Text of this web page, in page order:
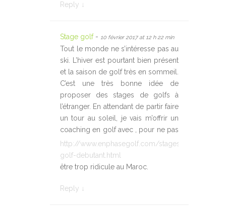
Reply ↓
Stage golf- 10 février 2017 at 12 h 22 min
Tout le monde ne s’intéresse pas au
ski. L’hiver est pourtant bien présent
et la saison de golf très en sommeil.
C’est une très bonne idée de
proposer des stages de golfs à
l’étranger. En attendant de partir faire
un tour au soleil, je vais m’offrir un
coaching en golf avec
http://www.enphasegolf.com/stages/stage-
golf-debutant.html
, pour ne pas
être trop ridicule au Maroc.
Reply ↓